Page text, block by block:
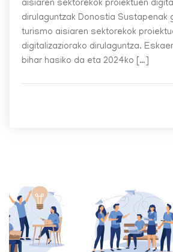
aisiaren sektorekok proiektuen
dirulaguntzak Donostia Sustapenak
turismo aisiaren sektorekok
digitalizaziorako dirulaguntza.
bihar hasiko da eta 2024ko […]